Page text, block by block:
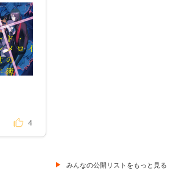
4
みんなの公開リストをもっと見る